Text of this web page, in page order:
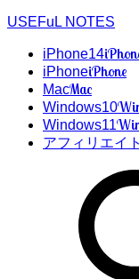
USEFuL NOTES
iPhone14
iPhoneiPhone
MacMac
Windows10
Windows11
アフィリエイ